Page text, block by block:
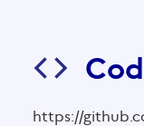
https://